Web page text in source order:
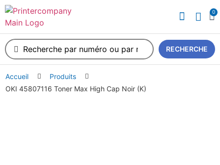
0
RECHERCHE
Accueil
Produits
OKI 45807116 Toner Max High Cap Noir (K)